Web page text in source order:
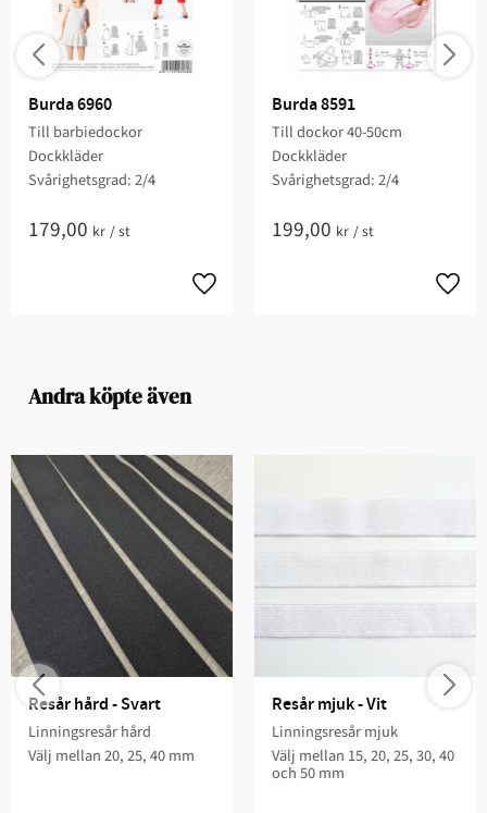
Burda 6960
Till barbiedockor
Dockkläder
Svårighetsgrad: 2/4
179,00 kr /st
Burda 8591
Till dockor 40-50cm
Dockkläder
Svårighetsgrad: 2/4
199,00 kr /st
Andra köpte även
Resår hård - Svart
Linningsresår hård
Välj mellan 20, 25, 40 mm
Resår mjuk - Vit
Linningsresår mjuk
Välj mellan 15, 20, 25, 30, 40
och 50 mm